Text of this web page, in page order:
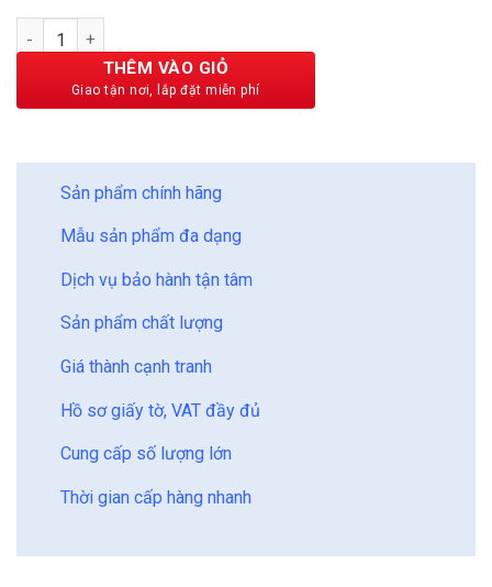
là:
350,000 ₫.
320,000 ₫.
Sàn Gỗ Hobi Black Cốt Đen 8mm HB688 số lượng
THÊM VÀO GIỎ
Sản phẩm chính hãng
Mẫu sản phẩm đa dạng
Dịch vụ bảo hành tận tâm
Sản phẩm chất lượng
Giá thành cạnh tranh
Hồ sơ giấy tờ, VAT đầy đủ
Cung cấp số lượng lớn
Thời gian cấp hàng nhanh